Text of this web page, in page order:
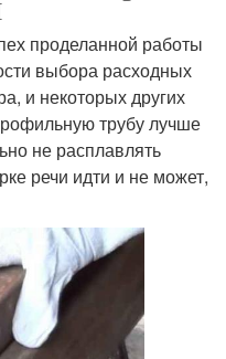
проделанной работы
выбора расходных
и некоторых других
трубу лучше
не расплавлять
речи идти и не может,